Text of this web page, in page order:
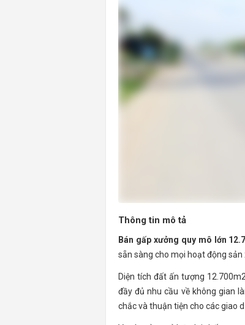
Thông tin mô tả
Bán gấp xưởng quy mô lớn
sẵn sàng cho mọi hoạt động sản
Diện tích đất ấn tượng
đầy đủ nhu cầu về không gian
chắc và thuận tiện cho các giao